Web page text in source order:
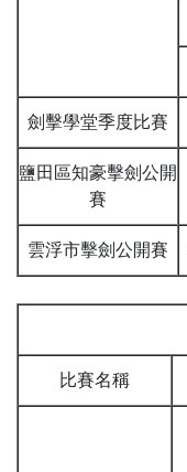
劍擊學堂季度比賽
鹽田區知豪擊劍公開
賽
雲浮市擊劍公開賽
比賽名稱